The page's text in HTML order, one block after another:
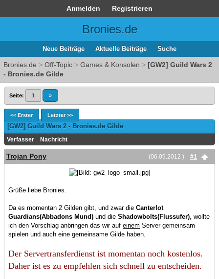
Anmelden Registrieren
Bronies.de
Neue Beiträge Aktuelle Beiträge Suche
Bronies.de > Off-Topic > Games & Konsolen > [GW2] Guild Wars 2
- Bronies.de Gilde
Seite: 1 »
<< Erster Letzter >>
[GW2] Guild Wars 2 - Bronies.de Gilde
Verfasser Nachricht
(06.09.2012 ) #1
Trojan Pony
Grüße liebe Bronies.
Da es momentan 2 Gilden gibt, und zwar die Canterlot
Guardians(Abbadons Mund) und die Shadowbolts(Flussufer) , wollte
ich den Vorschlag anbringen das wir auf einem Server gemeinsam
spielen und auch eine gemeinsame Gilde haben.
Der Servertransferdienst ist momentan noch kostenlos.
Daher ist es zu empfehlen sich schnell zu entscheiden.